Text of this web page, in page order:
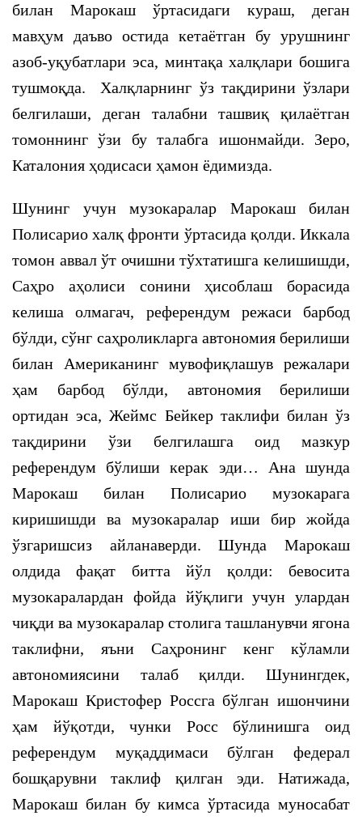
билан Марокаш ўртасидаги кураш, деган
мавҳум даъво остида кетаётган бу урушнинг
азоб-уқубатлари эса, минтақа халқлари бошига
тушмоқда. Халқларнинг ўз тақдирини ўзлари
белгилаши, деган талабни ташвиқ қилаётган
томоннинг ўзи бу талабга ишонмайди. Зеро,
Каталония ҳодисаси ҳамон ёдимизда.
Шунинг учун музокаралар Марокаш билан
Полисарио халқ фронти ўртасида қолди. Иккала
томон аввал ўт очишни тўхтатишга келишишди,
Саҳро аҳолиси сонини ҳисоблаш борасида
келиша олмагач, референдум режаси барбод
бўлди, сўнг саҳроликларга автономия берилиши
билан Американинг мувофиқлашув режалари
ҳам барбод бўлди, автономия берилиши
ортидан эса, Жеймс Бейкер таклифи билан ўз
тақдирини ўзи белгилашга оид мазкур
референдум бўлиши керак эди… Ана шунда
Марокаш билан Полисарио музокарага
киришишди ва музокаралар иши бир жойда
ўзгаришсиз айланаверди. Шунда Марокаш
олдида фақат битта йўл қолди: бевосита
музокаралардан фойда йўқлиги учун улардан
чиқди ва музокаралар столига ташланувчи ягона
таклифни, яъни Саҳронинг кенг кўламли
автономиясини талаб қилди. Шунингдек,
Марокаш Кристофер Россга бўлган ишончини
ҳам йўқотди, чунки Росс бўлинишга оид
референдум муқаддимаси бўлган федерал
бошқарувни таклиф қилган эди. Натижада,
Марокаш билан бу кимса ўртасида муносабат